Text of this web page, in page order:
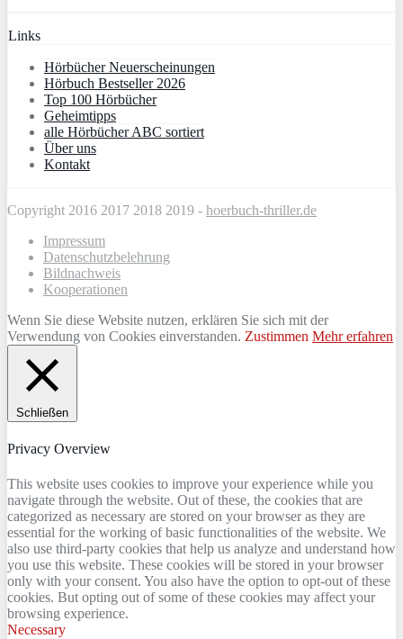
Links
Hörbücher Neuerscheinungen
Hörbuch Bestseller 2026
Top 100 Hörbücher
Geheimtipps
alle Hörbücher ABC sortiert
Über uns
Kontakt
Copyright 2016 2017 2018 2019 - hoerbuch-thriller.de
Impressum
Datenschutzbelehrung
Bildnachweis
Kooperationen
Wenn Sie diese Website nutzen, erklären Sie sich mit der
Verwendung von Cookies einverstanden. Zustimmen Mehr erfahren
Schließen
Privacy Overview
This website uses cookies to improve your experience while you
navigate through the website. Out of these, the cookies that are
categorized as necessary are stored on your browser as they are
essential for the working of basic functionalities of the website. We
also use third-party cookies that help us analyze and understand how
you use this website. These cookies will be stored in your browser
only with your consent. You also have the option to opt-out of these
cookies. But opting out of some of these cookies may affect your
browsing experience.
Necessary